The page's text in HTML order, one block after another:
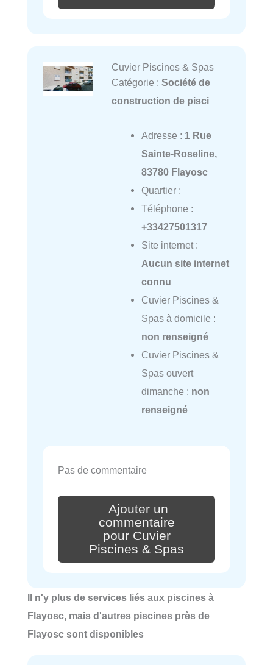
Cuvier Piscines & Spas
Catégorie : Société de
construction de pisci
Adresse : 1 Rue
Sainte-Roseline,
83780 Flayosc
Quartier :
Téléphone :
+33427501317
Site internet :
Aucun site internet
connu
Cuvier Piscines &
Spas à domicile :
non renseigné
Cuvier Piscines &
Spas ouvert
dimanche : non
renseigné
Pas de commentaire
Ajouter un
commentaire
pour Cuvier
Piscines & Spas
Il n'y plus de services liés aux piscines à
Flayosc, mais d'autres piscines près de
Flayosc sont disponibles